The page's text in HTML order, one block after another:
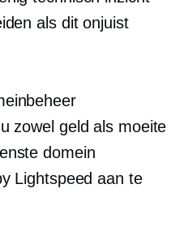
als dit onjuist
zowel geld als moeite
domein
Lightspeed aan te